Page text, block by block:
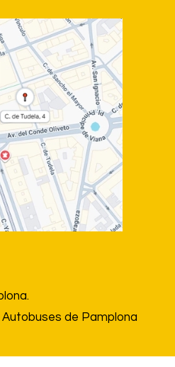
de Pamplona